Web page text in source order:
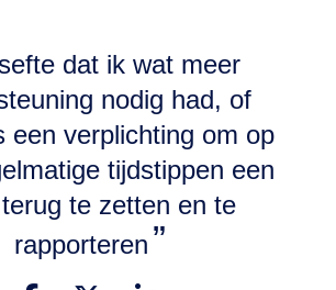
dat ik wat meer
nodig had, of
een verplichting om op
tijdstippen een
te zetten en te
rapporteren